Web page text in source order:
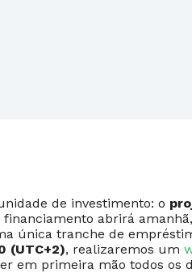
de investimento: o
abrirá
única tranche de
(UTC+2), realizaremos um
em primeira mão todos os